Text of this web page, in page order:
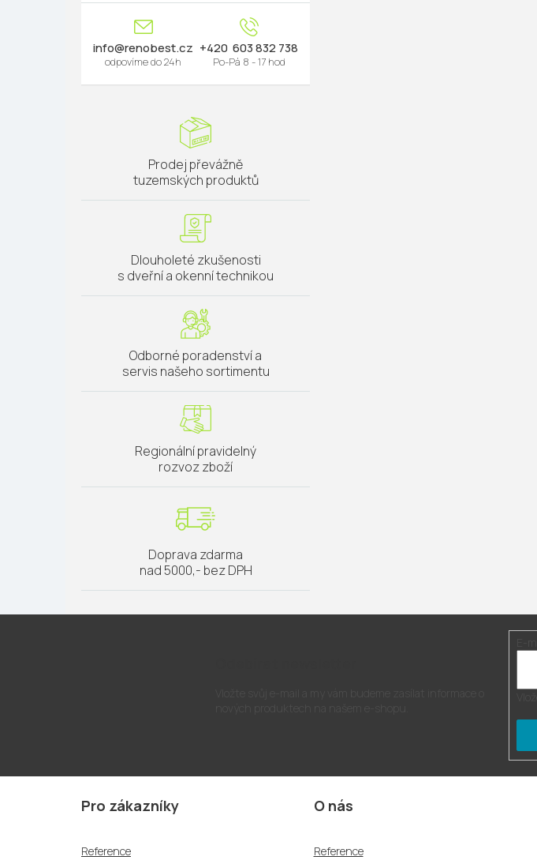
info@renobest.cz 603 832 738
Prodej převážně
tuzemských produktů
Dlouholeté zkušenosti
s dveřní a okenní technikou
Odborné poradenství a
servis našeho sortimentu
Regionální pravidelný
rozvoz zboží
Doprava zdarma
nad 5000,- bez DPH
Z
Pro zákazníky
Reference
O nás
Reference